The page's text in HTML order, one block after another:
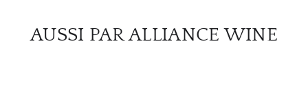
AUSSI PAR ALLIANCE WINE